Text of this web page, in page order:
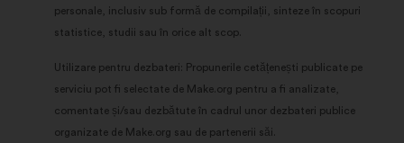
personale, inclusiv sub formă de compilații, sinteze în scopuri
statistice, studii sau în orice alt scop.
Utilizare pentru dezbateri: Propunerile cetățenești publicate pe
serviciu pot fi selectate de Make.org pentru a fi analizate,
comentate și/sau dezbătute în cadrul unor dezbateri publice
organizate de Make.org sau de partenerii săi.